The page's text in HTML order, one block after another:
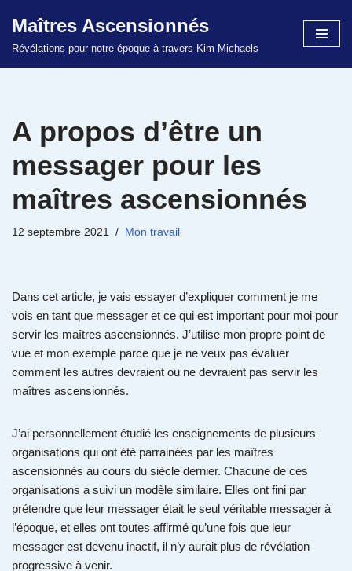
Aller
Maîtres Ascensionnés
Révélations pour notre époque à travers Kim Michaels
A propos d’être un
messager pour les
maîtres ascensionnés
12 septembre 2021 Mon travail
Dans cet article, je vais essayer d’expliquer comment je me
vois en tant que messager et ce qui est important pour moi pour
servir les maîtres ascensionnés. J’utilise mon propre point de
vue et mon exemple parce que je ne veux pas évaluer
comment les autres devraient ou ne devraient pas servir les
maîtres ascensionnés.
J’ai personnellement étudié les enseignements de plusieurs
organisations qui ont été parrainées par les maîtres
ascensionnés au cours du siècle dernier. Chacune de ces
organisations a suivi un modèle similaire. Elles ont fini par
prétendre que leur messager était le seul véritable messager à
l’époque, et elles ont toutes affirmé qu’une fois que leur
messager est devenu inactif, il n’y aurait plus de révélation
progressive à venir.